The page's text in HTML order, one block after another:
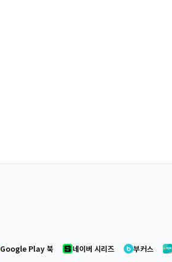
Google Play 북 네이버 시리즈 부커스